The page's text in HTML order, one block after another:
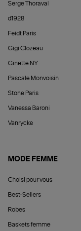
Serge Thoraval
d1928
Feidt Paris
Gigi Clozeau
Ginette NY
Pascale Monvoisin
Stone Paris
Vanessa Baroni
Vanrycke
MODE FEMME
Choisi pour vous
Best-Sellers
Robes
Baskets femme